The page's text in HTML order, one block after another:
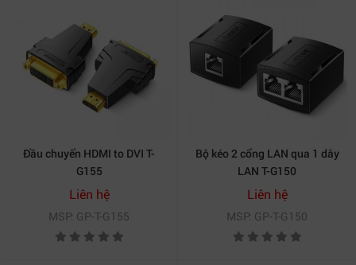
Đầu chuyển HDMI to DVI T-
G155
Liên hệ
MSP: GP-T-G155
Bộ kéo 2 cổng LAN qua 1 dây
LAN T-G150
Liên hệ
MSP: GP-T-G150